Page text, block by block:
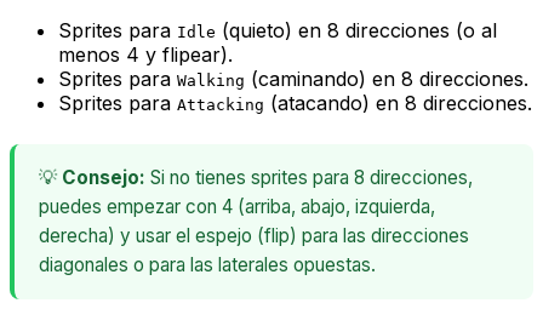
Sprites para Idle (quieto) en 8 direcciones (o al
menos 4 y flipear).
Sprites para Walking (caminando) en 8 direcciones.
Sprites para Attacking (atacando) en 8 direcciones.
💡 Consejo: Si no tienes sprites para 8 direcciones,
puedes empezar con 4 (arriba, abajo, izquierda,
derecha) y usar el espejo (flip) para las direcciones
diagonales o para las laterales opuestas.